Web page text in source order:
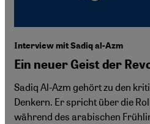
Interview mit Sadiq al-Azm
Ein neuer Geist der
Sadiq Al-Azm gehört zu den
Denkern. Er spricht über die
während des arabischen